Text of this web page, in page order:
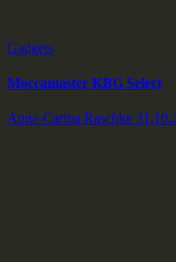
Gadgets
Moccamaster KBG Select
Anna-Carina Raschke